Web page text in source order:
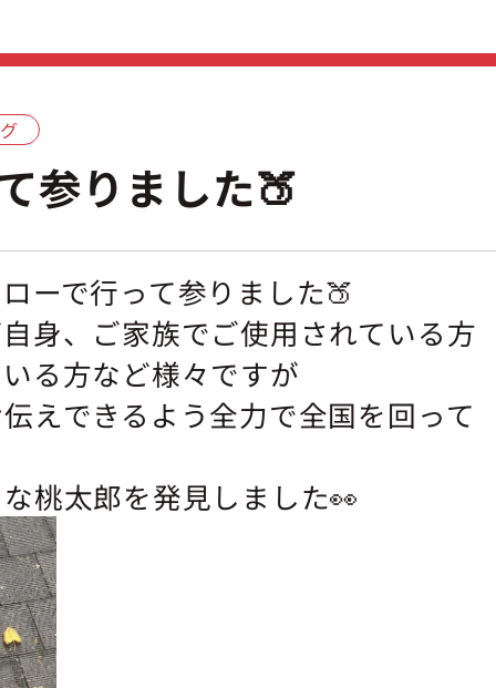
参りました🍑
ーで行って参りました🍑
身、ご家族でご使用されている方
る方など様々ですが
えできるよう全力で全国を回って
桃太郎を発見しました👀